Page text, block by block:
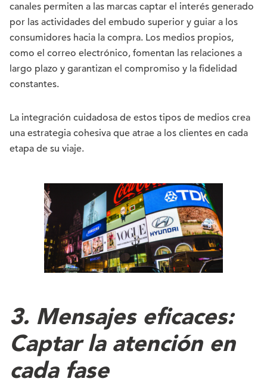
canales permiten a las marcas captar el interés generado
por las actividades del embudo superior y guiar a los
consumidores hacia la compra. Los medios propios,
como el correo electrónico, fomentan las relaciones a
largo plazo y garantizan el compromiso y la fidelidad
constantes.
La integración cuidadosa de estos tipos de medios crea
una estrategia cohesiva que atrae a los clientes en cada
etapa de su viaje.
3. Mensajes eficaces:
Captar la atención en
cada fase